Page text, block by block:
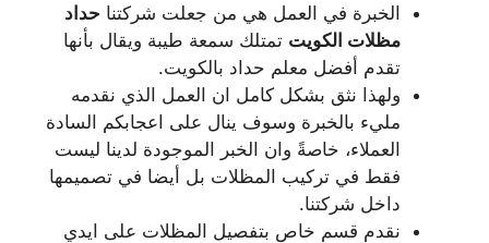
الخبرة في العمل هي من جعلت شركتنا حداد
مظلات الكويت تمتلك سمعة طيبة ويقال بأنها
تقدم أفضل معلم حداد بالكويت.
ولهذا نثق بشكل كامل ان العمل الذي نقدمه
مليء بالخبرة وسوف ينال على اعجابكم السادة
العملاء، خاصةً وان الخبر الموجودة لدينا ليست
فقط في تركيب المظلات بل أيضا في تصميمها
داخل شركتنا.
نقدم قسم خاص بتفصيل المظلات على ايدي